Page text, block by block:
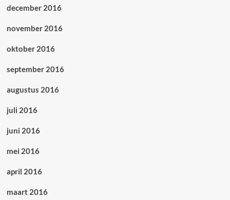
december 2016
november 2016
oktober 2016
september 2016
augustus 2016
juli 2016
juni 2016
mei 2016
april 2016
maart 2016